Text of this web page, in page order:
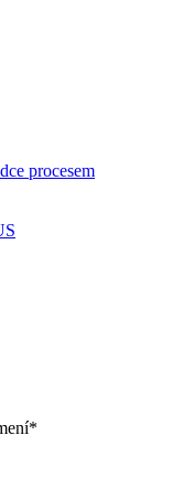
procesem
*